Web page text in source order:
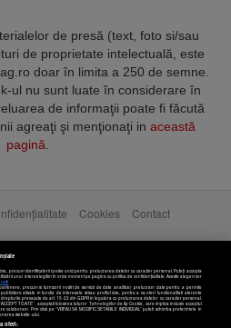
de presă (text, foto si/sau
de proprietate intelectuală, este
doar în limita a 250 de semne.
ul nu sunt luate în considerare în
de informaţii poate fi făcută
agreaţi şi menţionaţi in această
pagină
Cookies Contact
BUSINESSMEX S.A.
precum identificatorii cookie unici pentru prelucrarea datelor cu caracter personal. Puteți accepta
unui interes legitim în orice moment pe pagina cu politica de confidențialitate. Aceste alegeri vor
precum si furnizorii nostri de servicii de date analitice) prelucram date pentru a permite
afisate in functie de interesele si/sau profilul dvs., pentru a va oferi functionalitati aferente
prevazute de art. 15-22 din GDPR in legatura cu prelucrarea datelor cu caracter personal.
TOATE”, acceptati folosirea tuturor Tehnologiilor de tip Cookie, care implica inclusiv acceptul
Prin click pe “VREAU SA MODIFIC SETARILE INDIVIDUAL” puteti schimba preferintele in
website-ului.
oferi: